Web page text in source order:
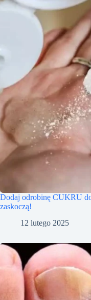
Dodaj odrobinę CUKRU
zaskoczą!
12 lutego 2025